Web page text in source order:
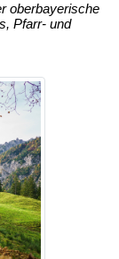
oberbayerische
Pfarr- und